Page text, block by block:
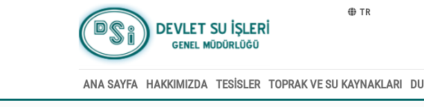
TR
ANA SAYFA HAKKIMIZDA TESİSLER TOPRAK VE SU KAYNAKLARI